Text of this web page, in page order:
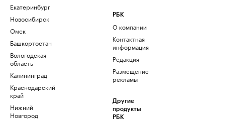
Екатеринбург
Новосибирск
Омск
Башкортостан
Вологодская
область
Калининград
Краснодарский
край
Нижний
Новгород
РБК
О компании
Контактная
информация
Редакция
Размещение
рекламы
Другие
продукты
РБК